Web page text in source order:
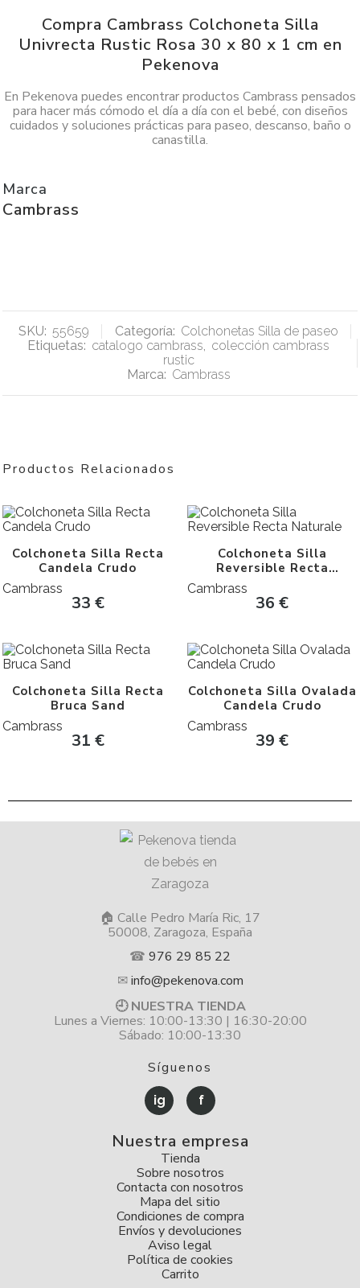
Compra Cambrass Colchoneta Silla
Univrecta Rustic Rosa 30 x 80 x 1 cm en
Pekenova
En Pekenova puedes encontrar productos Cambrass pensados
para hacer más cómodo el día a día con el bebé, con diseños
cuidados y soluciones prácticas para paseo, descanso, baño o
canastilla.
Marca
Cambrass
SKU: 55659 Categoría: Colchonetas Silla de paseo
Etiquetas: catalogo cambrass, colección cambrass
rustic
Marca: Cambrass
Productos Relacionados
Colchoneta Silla Recta
Candela Crudo
Cambrass
33 €
Colchoneta Silla
Reversible Recta
Naturale
Cambrass
36€
Colchoneta Silla Recta
Bruca Sand
Cambrass
31 €
Colchoneta Silla Ovalada
Candela Crudo
Cambrass
39€
🏠 Calle Pedro María Ric, 17
50008, Zaragoza, España
☎ 976 29 85 22
✉info@pekenova.com
🕘 NUESTRA TIENDA
Lunes a Viernes: 10:00-13:30 | 16:30-20:00
Sábado: 10:00-13:30
Síguenos
ig f
Nuestra empresa
Tienda
Sobre nosotros
Contacta con nosotros
Mapa del sitio
Condiciones de compra
Envíos y devoluciones
Aviso legal
Política de cookies
Carrito